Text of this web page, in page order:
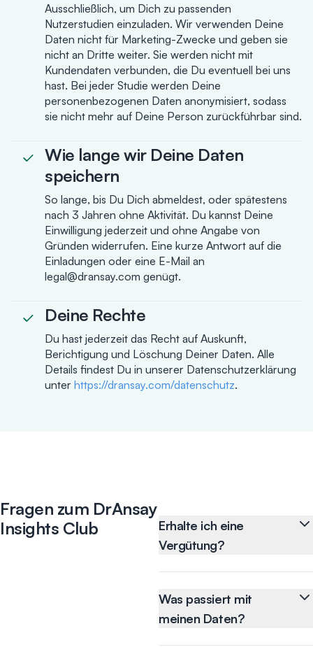
Ausschließlich, um Dich zu passenden
Nutzerstudien einzuladen. Wir verwenden Deine
Daten nicht für Marketing-Zwecke und geben sie
nicht an Dritte weiter. Sie werden nicht mit
Kundendaten verbunden, die Du eventuell bei uns
hast. Bei jeder Studie werden Deine
personenbezogenen Daten anonymisiert, sodass
sie nicht mehr auf Deine Person zurückführbar sind.
Wie lange wir Deine Daten
speichern
So lange, bis Du Dich abmeldest, oder spätestens
nach 3 Jahren ohne Aktivität. Du kannst Deine
Einwilligung jederzeit und ohne Angabe von
Gründen widerrufen. Eine kurze Antwort auf die
Einladungen oder eine E-Mail an
legal@dransay.com genügt.
Deine Rechte
Du hast jederzeit das Recht auf Auskunft,
Berichtigung und Löschung Deiner Daten. Alle
Details findest Du in unserer Datenschutzerklärung
unter https://dransay.com/datenschutz.
Fragen zum DrAnsay
Insights Club
Erhalte ich eine
Vergütung?
selbst nicht, aber
natürlich erhältst Du
Was passiert mit
meinen Daten?